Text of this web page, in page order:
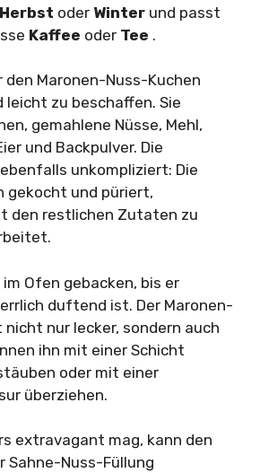
Herbst oder Winter und passt
Kaffee oder Tee .
den Maronen-Nuss-Kuchen
leicht zu beschaffen. Sie
gemahlene Nüsse, Mehl,
und Backpulver. Die
unkompliziert: Die
gekocht und püriert,
den restlichen Zutaten zu
im Ofen gebacken, bis er
duftend ist. Der Maronen-
nicht nur lecker, sondern auch
ihn mit einer Schicht
oder mit einer
überziehen.
extravagant mag, kann den
Sahne-Nuss-Füllung